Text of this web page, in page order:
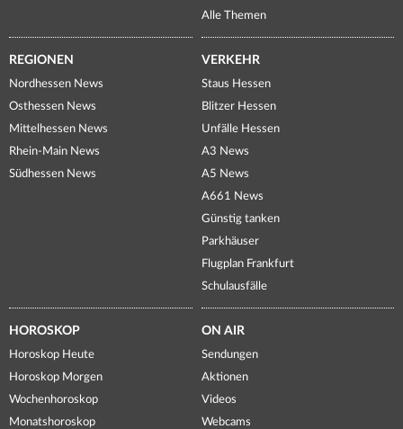
Alle Themen
REGIONEN
Nordhessen News
Osthessen News
Mittelhessen News
Rhein-Main News
Südhessen News
VERKEHR
Staus Hessen
Blitzer Hessen
Unfälle Hessen
A3 News
A5 News
A661 News
Günstig tanken
Parkhäuser
Flugplan Frankfurt
Schulausfälle
HOROSKOP
Horoskop Heute
Horoskop Morgen
Wochenhoroskop
Monatshoroskop
ON AIR
Sendungen
Aktionen
Videos
Webcams